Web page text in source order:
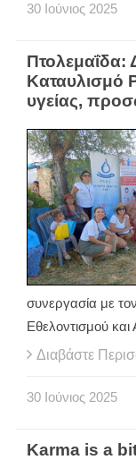
30 Ιούνιος 2025
Καταυλισμό
υγείας,
συνεργασία με
Εθελοντισμού
Διαβάστε
30 Ιούνιος 2025
Karma is a